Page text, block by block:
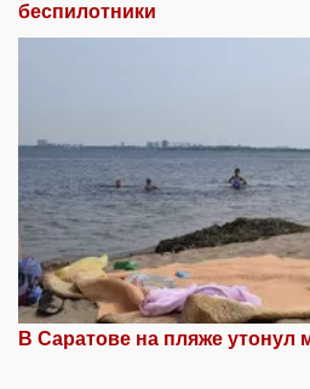
беспилотники
В Саратове на пляже утонул